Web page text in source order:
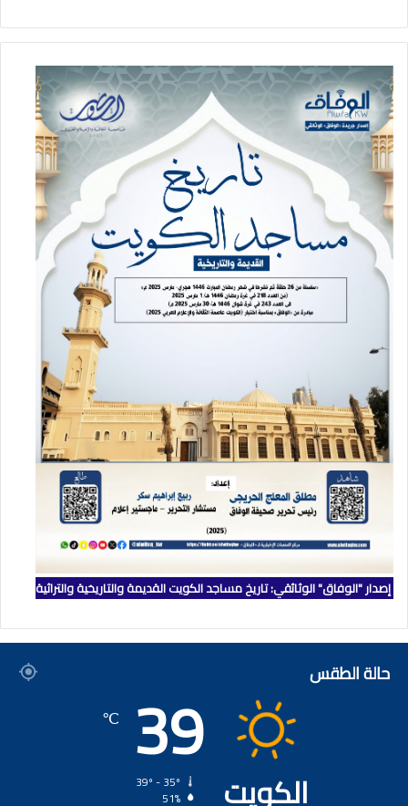
إصدار "الوفاق" الوثائقي: تاريخ مساجد الكويت القديمة والتاريخية والتراثية
حالة الطقس
الكويت
39
℃
51%